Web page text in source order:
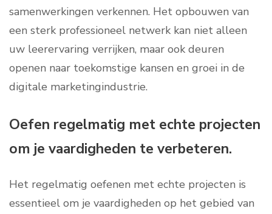
samenwerkingen verkennen. Het opbouwen van
een sterk professioneel netwerk kan niet alleen
uw leerervaring verrijken, maar ook deuren
openen naar toekomstige kansen en groei in de
digitale marketingindustrie.
Oefen regelmatig met echte projecten
om je vaardigheden te verbeteren.
Het regelmatig oefenen met echte projecten is
essentieel om je vaardigheden op het gebied van